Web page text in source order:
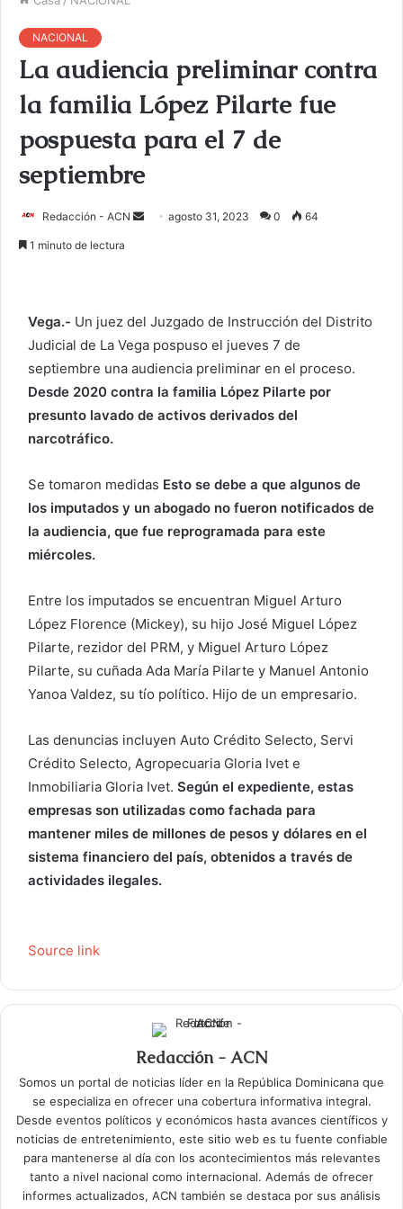
NACIONAL
La audiencia preliminar contra
la familia López Pilarte fue
pospuesta para el 7 de
septiembre
Redacción - ACN
r
u
n
c
o
l
t
r
n
i
o
agosto 31, 2023 0 64
1 minuto de lectura
Vega.- Un juez del Juzgado de Instrucción del Distrito
Judicial de La Vega pospuso el jueves 7 de
septiembre una audiencia preliminar en el proceso.
Desde 2020 contra la familia López Pilarte por
presunto lavado de activos derivados del
narcotráfico.
Se tomaron medidas Esto se debe a que algunos de
los imputados y un abogado no fueron notificados de
la audiencia, que fue reprogramada para este
miércoles.
Entre los imputados se encuentran Miguel Arturo
López Florence (Mickey), su hijo José Miguel López
Pilarte, rezidor del PRM, y Miguel Arturo López
Pilarte, su cuñada Ada María Pilarte y Manuel Antonio
Yanoa Valdez, su tío político. Hijo de un empresario.
Las denuncias incluyen Auto Crédito Selecto, Servi
Crédito Selecto, Agropecuaria Gloria Ivet e
Inmobiliaria Gloria Ivet. Según el expediente, estas
empresas son utilizadas como fachada para
mantener miles de millones de pesos y dólares en el
sistema financiero del país, obtenidos a través de
actividades ilegales.
Source link
Redacción - ACN
Somos un portal de noticias líder en la República Dominicana que
se especializa en ofrecer una cobertura informativa integral.
Desde eventos políticos y económicos hasta avances científicos y
noticias de entretenimiento, este sitio web es tu fuente confiable
para mantenerse al día con los acontecimientos más relevantes
tanto a nivel nacional como internacional. Además de ofrecer
informes actualizados, ACN también se destaca por sus análisis